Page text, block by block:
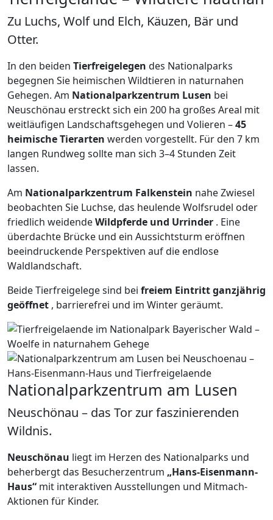
Zu Luchs, Wolf und Elch, Käuzen, Bär und
Otter.
In den beiden Tierfreigelegen des Nationalparks
begegnen Sie heimischen Wildtieren in naturnahen
Gehegen. Am Nationalparkzentrum Lusen bei
Neuschönau erstreckt sich ein 200 ha großes Areal mit
weitläufigen Landschaftsgehegen und Volieren –45
heimische Tierarten werden vorgestellt. Für den 7 km
langen Rundweg sollte man sich 3–4 Stunden Zeit
lassen.
Am Nationalparkzentrum Falkenstein nahe Zwiesel
beobachten Sie Luchse, das heulende Wolfsrudel oder
friedlich weidendeWildpferde und Urrinder . Eine
überdachte Brücke und ein Aussichtsturm eröffnen
beeindruckende Perspektiven auf die endlose
Waldlandschaft.
Beide Tierfreigelege sind bei freiem Eintritt ganzjährig
geöffnet , barrierefrei und im Winter geräumt.
Nationalparkzentrum am Lusen
Neuschönau – das Tor zur faszinierenden
Wildnis.
Neuschönau liegt im Herzen des Nationalparks und
beherbergt das Besucherzentrum „Hans-Eisenmann-
Haus“ mit interaktiven Ausstellungen und Mitmach-
Aktionen für Kinder.